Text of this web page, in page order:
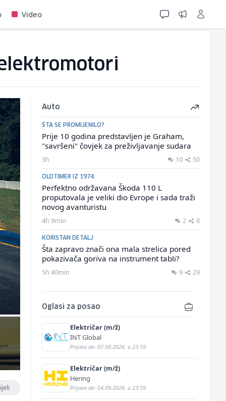
Video
Auto
ŠTA SE PROMIJENILO?
Prije 10 godina predstavljen je Graham,
"savršeni" čovjek za preživljavanje sudara
3h 10 50
OLDTIMER IZ 1974.
Perfektno održavana Škoda 110 L
proputovala je veliki dio Evrope i sada traži
novog avanturistu
4h 9min 2 8
KORISTAN DETALJ
Šta zapravo znači ona mala strelica pored
pokazivača goriva na instrument tabli?
5h 40min 9 29
Oglasi za posao
Električar (m/ž)
INT Global
Prijava do: 07.08.2026. u 23:59
Električar (m/ž)
Hering
Prijava do: 04.09.2026. u 23:59